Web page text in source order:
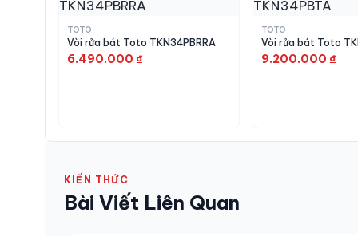
Tham khảo thêm các sản phẩm khác từ
thêmdịch vụ mua hộ hàng Nhật,hướng dẫn
TOTO
Vòi rửa bát Toto TKN34PBRRA
6.490.000 ₫
TOTO
Vòi rửa bát Toto
9.200.000 ₫
KIẾN THỨC
Bài Viết Liên Quan